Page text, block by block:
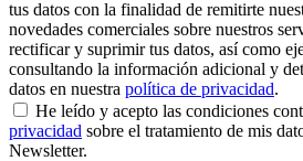
tus datos con la finalidad de remitirte
novedades comerciales sobre nuestros
rectificar y suprimir tus datos, así como
consultando la información adicional y
datos en nuestra política de privacidad.
He leído y acepto las condiciones
privacidad sobre el tratamiento de mis
Newsletter.